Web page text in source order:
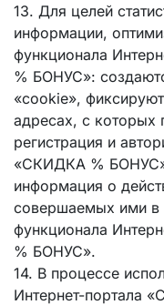
13. Для целей
информации,
функционала
% БОНУС»:
«cookie»,
адресах, с которых
регистрация и
«СКИДКА %
информация о
совершаемых ими в
функционала
% БОНУС».
14. В процессе
Интернет-портала